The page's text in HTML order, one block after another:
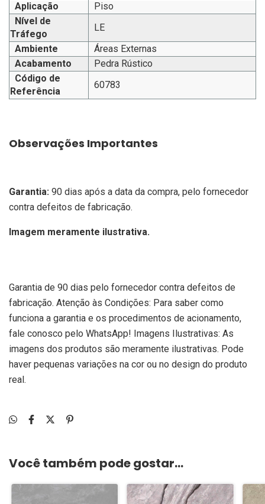
Aplicação
Piso
Nível de
Tráfego
LE
Ambiente
Áreas Externas
Acabamento
Pedra Rústico
Código de
Referência
60783
Observações Importantes
Garantia: 90 dias após a data da compra, pelo fornecedor
contra defeitos de fabricação.
Imagem meramente ilustrativa.
Garantia de 90 dias pelo fornecedor contra defeitos de
fabricação. Atenção às Condições: Para saber como
funciona a garantia e os procedimentos de acionamento,
fale conosco pelo WhatsApp! Imagens Ilustrativas: As
imagens dos produtos são meramente ilustrativas. Pode
haver pequenas variações na cor ou no design do produto
real.
Você também pode gostar...